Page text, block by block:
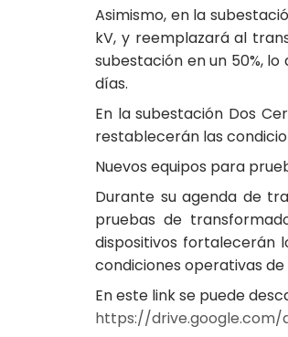
Asimismo, en la
kV, y reemplazará al
subestación en un 50%,
días.
En la subestación Dos
restablecerán las
Nuevos equipos para
Durante su agenda de
pruebas de
dispositivos fortalecerán
condiciones operativas
En este link se puede
https://drive.google.com/